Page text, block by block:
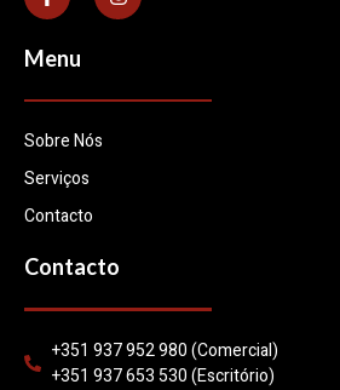
Menu
Sobre Nós
Serviços
Contacto
Contacto
+351 937 952 980 (Comercial)
+351 937 653 530 (Escritório)